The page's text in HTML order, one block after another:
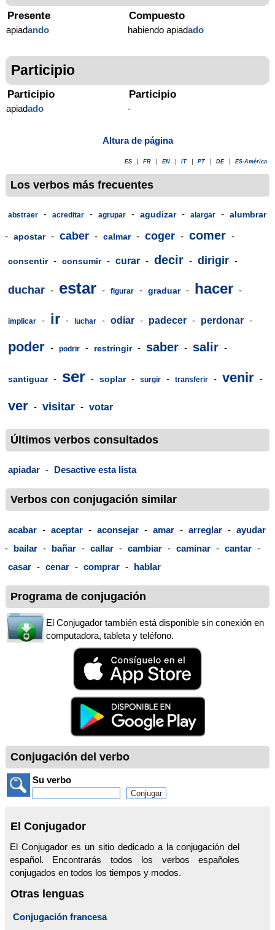
Presente
apiadando
Compuesto
habiendo apiadado
Participio
Participio
apiadado
Participio
-
Altura de página
ES FR EN IT PT DE ES-América
Los verbos más frecuentes
abstraer - acreditar - agrupar - agudizar - alargar - alumbrar
- apostar - caber - calmar - coger - comer -
consentir - consumir - curar - decir - dirigir -
duchar - estar - figurar - graduar - hacer -
implicar - ir - luchar - odiar - padecer - perdonar -
poder - podrir - restringir - saber - salir -
santiguar - ser - soplar - surgir - transferir - venir -
ver - visitar - votar
Últimos verbos consultados
apiadar - Desactive esta lista
Verbos con conjugación similar
acabar - aceptar - aconsejar - amar - arreglar - ayudar
- bailar - bañar - callar - cambiar - caminar - cantar -
casar - cenar - comprar - hablar
Programa de conjugación
El Conjugador también está disponible sin conexión en
computadora, tableta y teléfono.
Conjugación del verbo
Su verbo
El Conjugador
El Conjugador es un sitio dedicado a la conjugación del
español. Encontrarás todos los verbos españoles
conjugados en todos los tiempos y modos.
Otras lenguas
Conjugación francesa